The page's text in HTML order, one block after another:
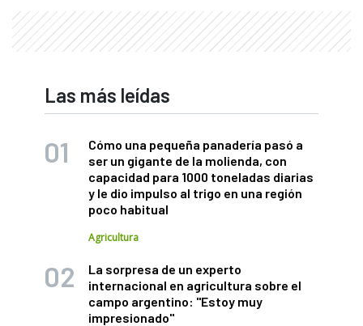
Las más leídas
Cómo una pequeña panadería pasó a
ser un gigante de la molienda, con
capacidad para 1000 toneladas diarias
y le dio impulso al trigo en una región
poco habitual
Agricultura
La sorpresa de un experto
internacional en agricultura sobre el
campo argentino: "Estoy muy
impresionado"